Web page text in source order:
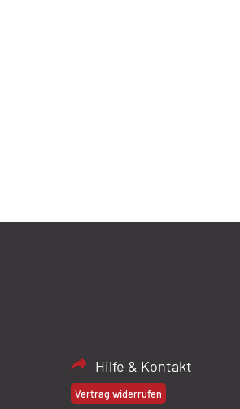
Hilfe & Kontakt
Vertrag widerrufen